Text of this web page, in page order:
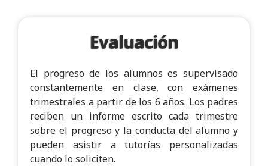
Evaluación
El progreso de los alumnos es supervisado
constantemente en clase, con exámenes
trimestrales a partir de los 6 años. Los padres
reciben un informe escrito cada trimestre
sobre el progreso y la conducta del alumno y
pueden asistir a tutorías personalizadas
cuando lo soliciten.